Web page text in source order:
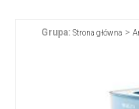
Grupa: Strona główna >